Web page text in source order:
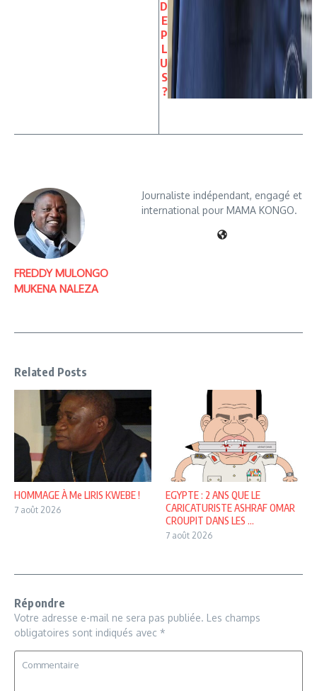
D
E
P
L
U
S
?
FREDDY MULONGO
MUKENA NALEZA
Journaliste indépendant, engagé et
international pour MAMA KONGO.
Related Posts
HOMMAGE À Me LIRIS KWEBE !
7 août 2026
EGYPTE : 2 ANS QUE LE
CARICATURISTE ASHRAF OMAR
CROUPIT DANS LES ...
7 août 2026
Répondre
Votre adresse e-mail ne sera pas publiée. Les champs
obligatoires sont indiqués avec *